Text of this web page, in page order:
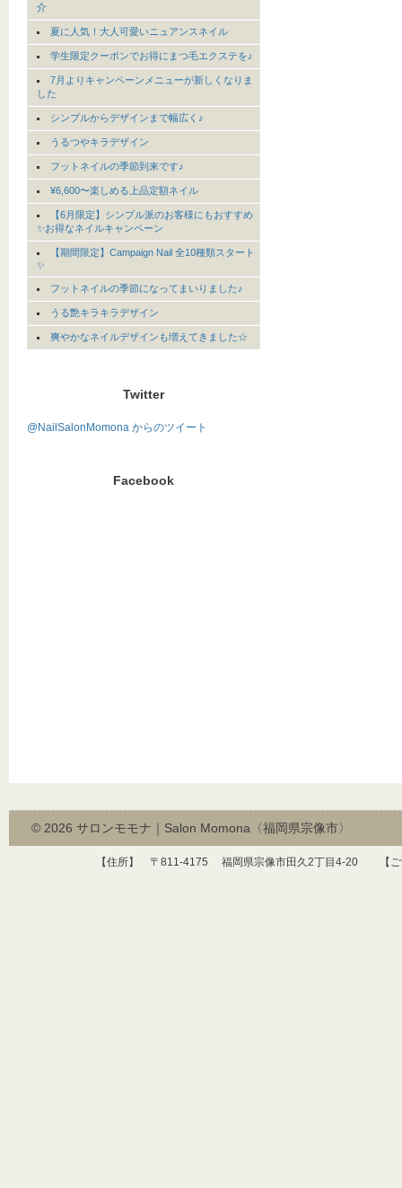
介
夏に人気！大人可愛いニュアンスネイル
学生限定クーポンでお得にまつ毛エクステを♪
7月よりキャンペーンメニューが新しくなりま
した
シンプルからデザインまで幅広く♪
うるつやキラデザイン
フットネイルの季節到来です♪
¥6,600〜楽しめる上品定額ネイル
【6月限定】シンプル派のお客様にもおすすめ
✨お得なネイルキャンペーン
【期間限定】Campaign Nail 全10種類スタート
✨
フットネイルの季節になってまいりました♪
うる艶キラキラデザイン
爽やかなネイルデザインも増えてきました☆
Twitter
@NailSalonMomona からのツイート
Facebook
© 2026 サロンモモナ｜Salon Momona〈福岡県宗像市〉
【住所】 〒 811-4175 福岡県宗像市田久2丁目 4-20 【ご